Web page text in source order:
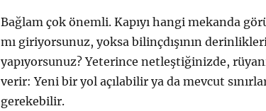
Bağlam çok önemli. Kapıyı hangi mekanda
mı giriyorsunuz, yoksa bilinçdışının
yapıyorsunuz? Yeterince netleştiğinizde,
verir: Yeni bir yol açılabilir ya da mevcut
gerekebilir.